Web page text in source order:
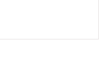
la dedicación y éxito